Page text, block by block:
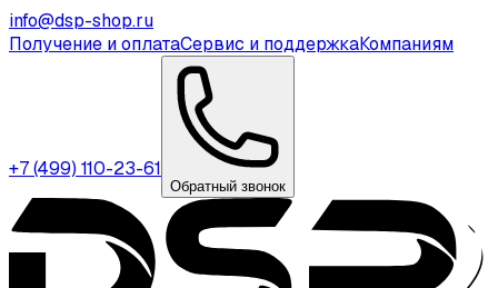
info@dsp-shop.ru
Получение и оплатаСервис и поддержкаКомпаниям
+7 (499) 110-23-61
Обратный звонок